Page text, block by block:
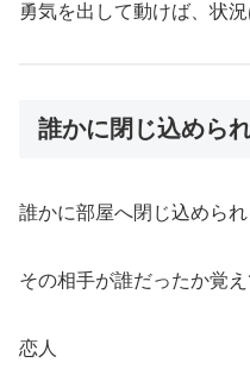
勇気を出して動けば、状
誰かに閉じ込めら
誰かに部屋へ閉じ込めら
その相手が誰だったか覚
恋人